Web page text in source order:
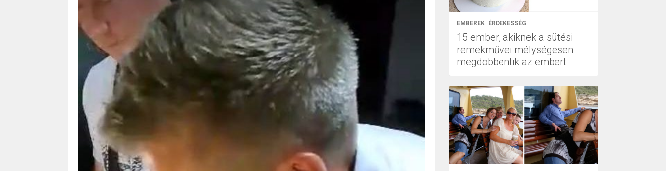
EMBEREK ÉRDEKESSÉG
15 ember, akiknek a sütési
remekművei mélységesen
megdöbbentik az embert